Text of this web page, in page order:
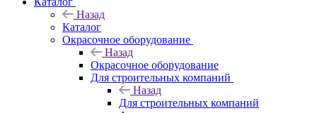
Назад
Каталог
Окрасочное оборудование
Назад
Окрасочное оборудование
Для строительных компаний
Назад
Для строительных компаний